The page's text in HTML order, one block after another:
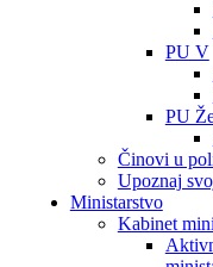
PU V
PU
Činovi u
Upoznaj
Ministarstvo
Kabinet